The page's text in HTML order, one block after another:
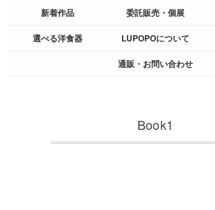
新着作品 委託販売・個展
選べる洋食器 LUPOPOについて
通販・お問い合わせ
Book1